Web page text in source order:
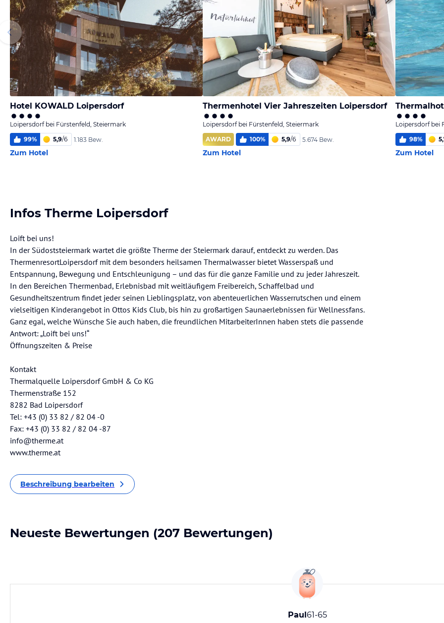
Hotel KOWALD Loipersdorf
Loipersdorf bei Fürstenfeld, Steiermark
99% 5,9/6 1.183 Bew.
Zum Hotel
Thermenhotel Vier Jahreszeiten Loipersdorf
Loipersdorf bei Fürstenfeld, Steiermark
AWARD
100% 5,9/6 5.674 Bew.
Zum Hotel
Loipersdorf bei
98%
Zum Hotel
Infos Therme Loipersdorf
Loift bei uns!
In der Südoststeiermark wartet die größte Therme der Steiermark darauf, entdeckt zu werden. Das
ThermenresortLoipersdorf mit dem besonders heilsamen Thermalwasser bietet Wasserspaß und
Entspannung, Bewegung und Entschleunigung – und das für die ganze Familie und zu jeder Jahreszeit.
In den Bereichen Thermenbad, Erlebnisbad mit weitläufigem Freibereich, Schaffelbad und
Gesundheitszentrum findet jeder seinen Lieblingsplatz, von abenteuerlichen Wasserrutschen und einem
vielseitigen Kinderangebot in Ottos Kids Club, bis hin zu großartigen Saunaerlebnissen für Wellnessfans.
Ganz egal, welche Wünsche Sie auch haben, die freundlichen MitarbeiterInnen haben stets die passende
Antwort: „Loift bei uns!“
Öffnungszeiten & Preise
Kontakt
Thermalquelle Loipersdorf GmbH & Co KG
Thermenstraße 152
8282 Bad Loipersdorf
Tel: +43 (0) 33 82 / 82 04 -0
Fax: +43 (0) 33 82 / 82 04 -87
info@therme.at
www.therme.at
Beschreibung bearbeiten
Neueste Bewertungen (207 Bewertungen)
Paul61-65